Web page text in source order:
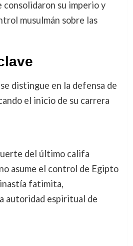
su imperio y
musulmán sobre las
distingue en la defensa de
el inicio de su carrera
del último califa
asume el control de Egipto
fatimita,
autoridad espiritual de